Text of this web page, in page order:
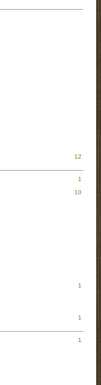
12
1
10
1
1
1